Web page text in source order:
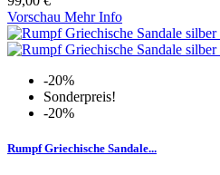
Vorschau Mehr Info
-20%
Sonderpreis!
-20%
Rumpf Griechische Sandale...